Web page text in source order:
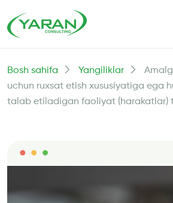
Bosh sahifa Yangiliklar
uchun ruxsat etish xususiyatiga ega
talab etiladigan faoliyat (harakatlar)